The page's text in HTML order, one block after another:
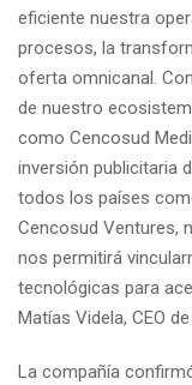
eficiente nuestra
procesos, la
oferta omnicanal.
de nuestro
como Cencosud
inversión publicitaria
todos los países
Cencosud Ventures,
nos permitirá
tecnológicas para
Matías Videla, CEO
La compañía